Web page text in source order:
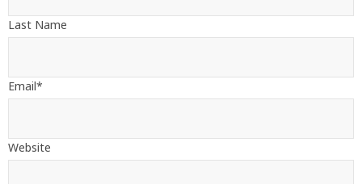
Last Name
Email*
Website